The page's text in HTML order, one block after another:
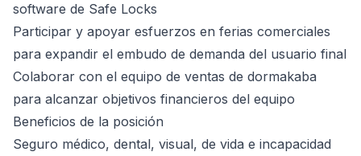
software de Safe Locks
Participar y apoyar esfuerzos en ferias comerciales
para expandir el embudo de demanda del usuario final
Colaborar con el equipo de ventas de dormakaba
para alcanzar objetivos financieros del equipo
Beneficios de la posición
Seguro médico, dental, visual, de vida e incapacidad